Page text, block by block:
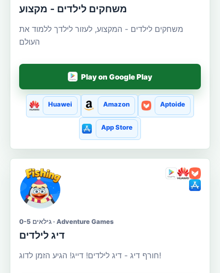
משחקים לילדים - מקצוע
משחקים לילדים - המקצוע, לעזור לילדך ללמוד את
העולם
Play on Google Play
Huawei Amazon Aptoide
App Store
גילאים 0-5 · Adventure Games
דיג לילדים
חורף דיג - דיג לילדים! דייג! הגיע הזמן לדוג!